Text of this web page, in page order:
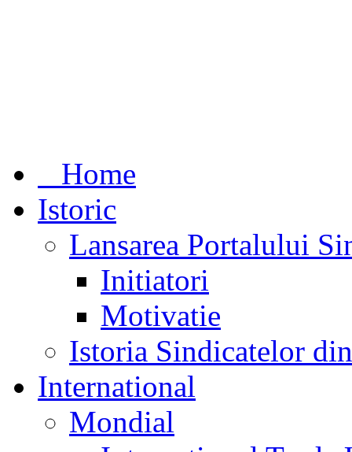
Home
Istoric
Lansarea Portalului
Initiatori
Motivatie
Istoria Sindicatelor
International
Mondial